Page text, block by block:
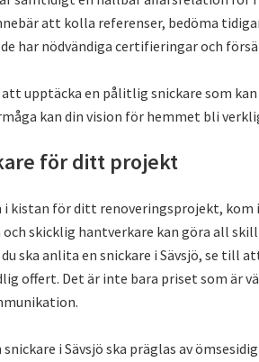
att kolla referenser, bedöma
har nödvändiga certifieringar och
att upptäcka en pålitlig snickare som
kan din vision för hemmet bli
för ditt projekt
i kistan för ditt renoveringsprojekt,
och skicklig hantverkare kan göra all
ska anlita en snickare i Sävsjö, se till
offert. Det är inte bara priset som är
i Sävsjö ska präglas av